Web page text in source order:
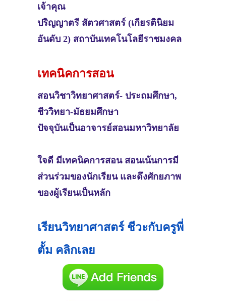
เจ้าคุณ​
ปริญญาตรี สัตวศาสตร์​ (เกียรติ​นิยม
อันดับ 2) สถาบันเทคโนโลยีราชมงคล
เทคนิคการสอน
สอนวิชาวิทยาศาสตร์​- ประถมศึกษา,
ชีววิทยา-มัธยมศึกษา​
ปัจจุบันเป็นอาจารย์​สอนมหาวิทยาลัย
ใจดี มีเทคนิคการสอน สอนเน้นการมี
ส่วนร่วมของนักเรียน และดึงศักยภาพ​
ของผู้เรียนเป็นหลัก
เรียนวิทยาศาสตร์ ชีวะกับครูพี่
ตั้ม คลิกเลย